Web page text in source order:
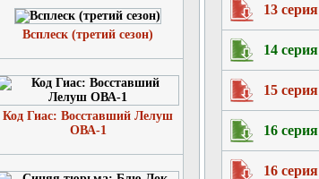
Всплеск (третий сезон)
Код Гиас: Восставший Лелуш
ОВА-1
13 серия
14 серия
15 серия
16 серия
16 серия